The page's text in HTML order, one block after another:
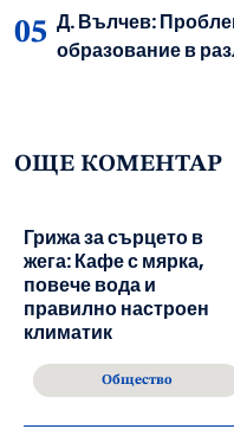
Д. Вълчев:
образование в
ОЩЕ КОМЕНТАР
Грижа за сърцето в
жега: Кафе с мярка,
повече вода и
правилно настроен
климатик
Общество